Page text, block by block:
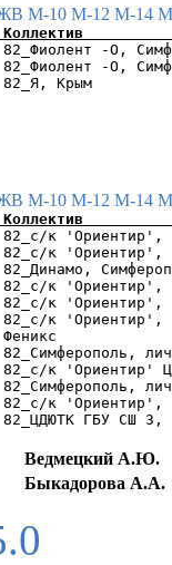
М-10 М-12 М-14
82_Фиолент
82_Фиолент
М-10 М-12 М-14
82_с/к
82_с/к
82_с/к
82_с/к
82_с/к
Феникс
к
82_с/к
Ведмецкий А.Ю.
Быкадорова А.А.